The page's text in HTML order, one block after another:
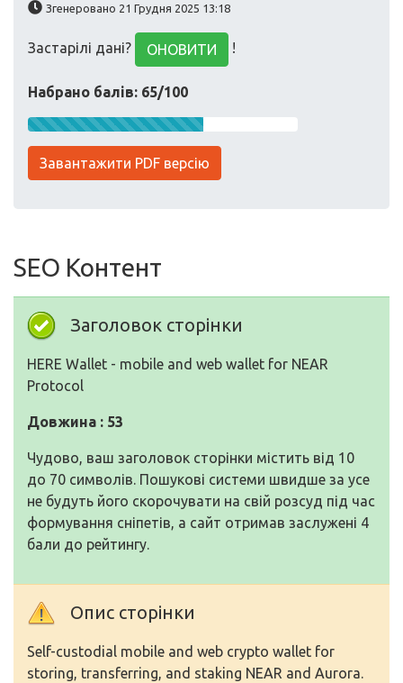
Згенеровано 21 Грудня 2025 13:18
Застарілі дані? ОНОВИТИ !
Набрано балів: 65/100
Завантажити PDF версію
SEO Контент
Заголовок сторінки
HERE Wallet - mobile and web wallet for NEAR
Protocol
Довжина : 53
Чудово, ваш заголовок сторінки містить від 10
до 70 символів. Пошукові системи швидше за усе
не будуть його скорочувати на свій розсуд під час
формування сніпетів, а сайт отримав заслужені 4
бали до рейтингу.
Опис сторінки
Self-custodial mobile and web crypto wallet for
storing, transferring, and staking NEAR and Aurora.